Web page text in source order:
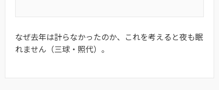
なぜ去年は計らなかったのか、これを考えると夜も眠
れません（三球・照代）。